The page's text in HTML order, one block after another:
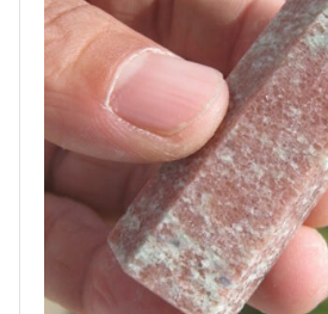
ס"מ
משקל:
67
גרם